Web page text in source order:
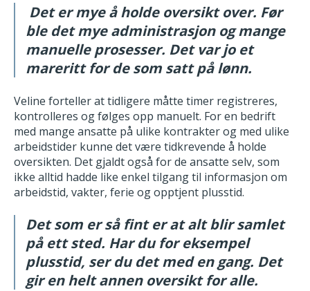
Det er mye å holde oversikt over. Før
ble det mye administrasjon og mange
manuelle prosesser. Det var jo et
mareritt for de som satt på lønn.
Veline forteller at tidligere måtte timer registreres,
kontrolleres og følges opp manuelt. For en bedrift
med mange ansatte på ulike kontrakter og med ulike
arbeidstider kunne det være tidkrevende å holde
oversikten. Det gjaldt også for de ansatte selv, som
ikke alltid hadde like enkel tilgang til informasjon om
arbeidstid, vakter, ferie og opptjent plusstid.
Det som er så fint er at alt blir samlet
på ett sted. Har du for eksempel
plusstid, ser du det med en gang. Det
gir en helt annen oversikt for alle.